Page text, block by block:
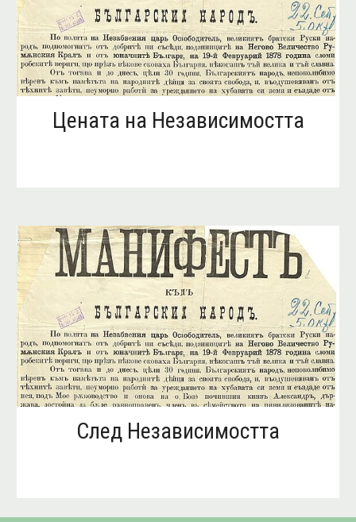
Цената на Независимостта
След Независимостта